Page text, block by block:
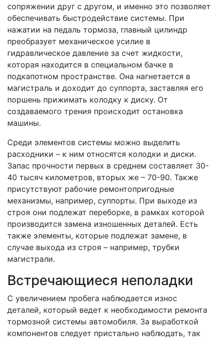
сопряжении друг с другом, и именно это позволяет
обеспечивать быстродействие системы. При
нажатии на педаль тормоза, главный цилиндр
преобразует механическое усилие в
гидравлическое давление за счет жидкости,
которая находится в специальном бачке в
подкапотном пространстве. Она нагнетается в
магистраль и доходит до суппорта, заставляя его
поршень прижимать колодку к диску. От
создаваемого трения происходит остановка
машины.
Среди элементов системы можно выделить
расходники – к ним относятся колодки и диски.
Запас прочности первых в среднем составляет 30-
40 тысяч километров, вторых же – 70-90. Также
присутствуют рабочие ремонтопригодные
механизмы, например, суппорты. При выходе из
строя они подлежат переборке, в рамках которой
производится замена изношенных деталей. Есть
также элементы, которые подлежат замене, в
случае выхода из строя – например, трубки
магистрали.
Встречающиеся неполадки
С увеличением пробега наблюдается износ
деталей, который ведет к необходимости ремонта
тормозной системы автомобиля. За выработкой
компонентов следует пристально наблюдать, так